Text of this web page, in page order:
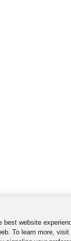
best website
To learn more,